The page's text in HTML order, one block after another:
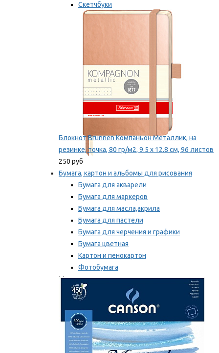
Скетчбуки
Тетради
Блокнот Brunnen Компаньон Металлик, на
резинке, точка, 80 гр/м2, 9.5 х 12.8 см, 96 листов
250 руб
Бумага, картон и альбомы для рисования
Бумага для акварели
Бумага для маркеров
Бумага для масла,акрила
Бумага для пастели
Бумага для черчения и графики
Бумага цветная
Картон и пенокартон
Фотобумага
Мы рекомендуем